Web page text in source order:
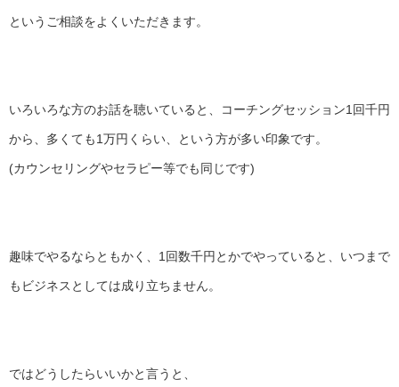
というご相談をよくいただきます。
いろいろな方のお話を聴いていると、 コーチングセッション1回千円
から、多くても1万円くらい、 という方が多い印象です。
(カウンセリングやセラピー等でも同じです)
趣味でやるならともかく、1回数千円とかでやっていると、 いつまで
もビジネスとしては成り立ちません。
ではどうしたらいいかと言うと、